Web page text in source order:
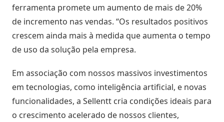
ferramenta promete um aumento de mais de 20%
de incremento nas vendas. “Os resultados positivos
crescem ainda mais à medida que aumenta o tempo
de uso da solução pela empresa.
Em associação com nossos massivos investimentos
em tecnologias, como inteligência artificial, e novas
funcionalidades, a Sellentt cria condições ideais para
o crescimento acelerado de nossos clientes,